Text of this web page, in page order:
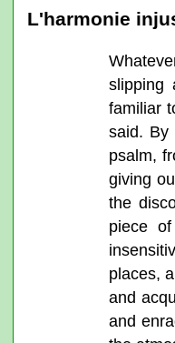
L'harmonie
slipping
familiar
said. By
psalm,
giving
the
piece
places,
and
and